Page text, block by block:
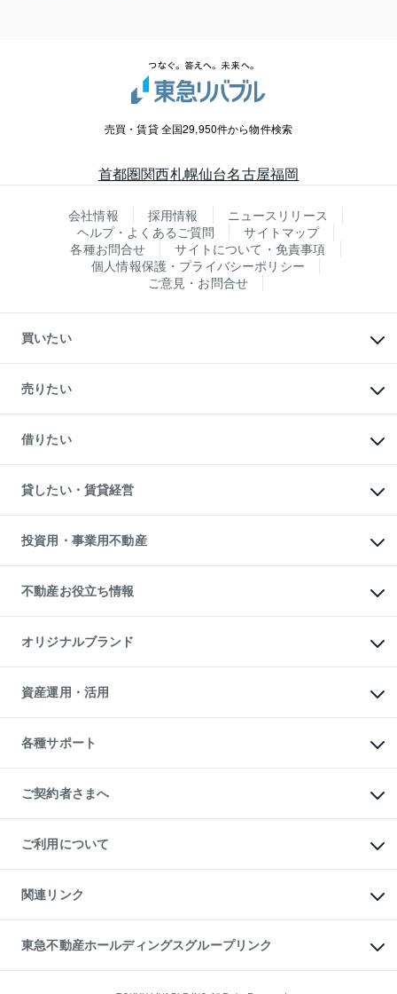
売買・賃貸 全国29,950件から物件検索
首都圏関西札幌仙台名古屋福岡
会社情報 採用情報
ニュースリリース
ヘルプ・よくあるご質問
サイトマップ
各種お問合せ
サイトについて・免責事項
個人情報保護・プライバシーポリシー
ご意見・お問合せ
買いたい
新築・分譲マンションの購入
中古マンションの購入
一戸建ての購入
中古一戸建ての購入
不動産購入の流れ
注目キーワード物件特集
購入ガイド
English 繁体中文簡体中文
売りたい
一戸建ての売却・査定
土地の売却・査定
スピードAI査定
不動産査定について
不動産売却の流れ
不動産買換えの流れ
売却ガイド
借りたい
オフィス・店舗の賃貸
借りるときの流れ
借りるガイド
貸したい・賃貸経営
マンション賃料データ
賃貸管理プラン
リロケーションについて
貸すガイド
投資用・事業用不動産
事業用不動産
マンション投資
投資用マンション
アパート経営
収益物件
ビル購入（ビル一棟）
投資用不動産の売却査定
事業用不動産の売却査定
不動産お役立ち情報
マンションライブラリー
人気マンションランキング
暮らしに役立つ不動産メディア
不動産相場・不動産価格情報
不動産コラム・ニュース
不動産用語集
不動産なんでもネット相談室
住まいの税金
オリジナルブランド
一棟リノベーションマンション
L`GENTE（ルジェンテ）
区分リノベーションマンション
投資用一棟レジデンスWELL
不動産小口投資
LEGACIA（レガシア）
資産運用・活用
不動産M&A
アセットマネジメント・出資
各種サポート
相続サポート
リフォームサポート
ご契約者さまへ
ご紹介・再契約特典
入居者様専用-各種ご案内（賃貸）
東急こすもす会「こすもすWeb」
ご利用について
金融商品取引について
東急リバブル ソーシャルメディアポリシー
ご意見・お問い合わせ（金融商品取引専用の相談・お問い合わせ窓口）
ダイレクトメール（郵送物）・Eメールなどの送付停止について
関連リンク
これからご結婚される方に東急百貨店のブライダルクラブ
人材サービスのご用命は 東急リバブルスタッフ株式会社まで
東北の逸品を贈ります 東北すぐれものセレクション
東急不動産ホールディングスグループリンク
東急コミュニティー